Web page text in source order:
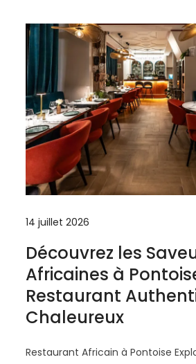
14 juillet 2026
Découvrez les
Africaines à
Restaurant
Chaleureux
Restaurant Africain à Pontoise